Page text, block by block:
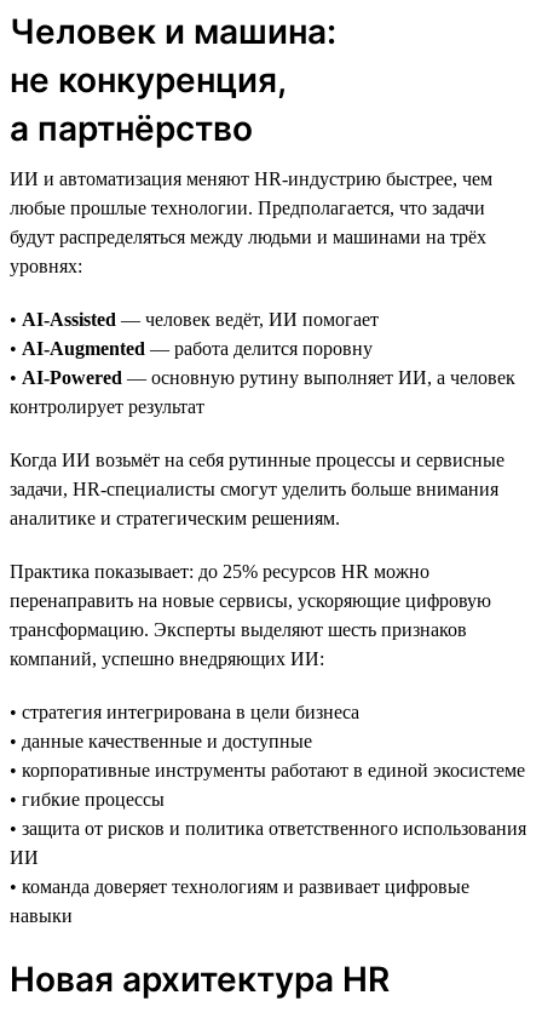
Человек и машина:
не конкуренция,
а партнёрство
ИИ и автоматизация меняют HR-индустрию быстрее, чем
любые прошлые технологии. Предполагается, что задачи
будут распределяться между людьми и машинами на трёх
уровнях:
• AI-Assisted — человек ведёт, ИИ помогает
• AI-Augmented — работа делится поровну
• AI-Powered — основную рутину выполняет ИИ, а человек
контролирует результат
Когда ИИ возьмёт на себя рутинные процессы и сервисные
задачи, HR-специалисты смогут уделить больше внимания
аналитике и стратегическим решениям.
Практика показывает: до 25% ресурсов HR можно
перенаправить на новые сервисы, ускоряющие цифровую
трансформацию. Эксперты выделяют шесть признаков
компаний, успешно внедряющих ИИ:
• стратегия интегрирована в цели бизнеса
• данные качественные и доступные
• корпоративные инструменты работают в единой экосистеме
• гибкие процессы
• защита от рисков и политика ответственного использования
ИИ
• команда доверяет технологиям и развивает цифровые
навыки
Новая архитектура HR